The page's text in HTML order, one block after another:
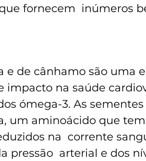
fornecem  inúmeros
e de cânhamo são uma
na saúde
ómega-3. As
um aminoácido que
na  corrente
pressão  arterial e dos